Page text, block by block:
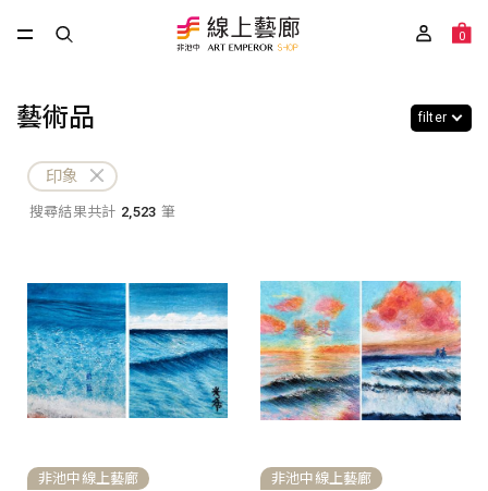
0
藝術品 filter
印象
搜尋結果共計 2,523 筆
非池中線上藝廊 非池中線上藝廊